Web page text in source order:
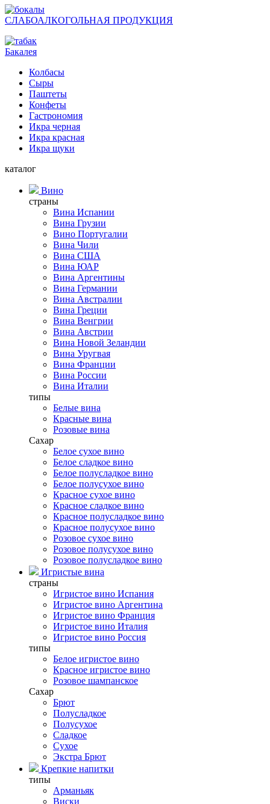
СЛАБОАЛКОГОЛЬНАЯ ПРОДУКЦИЯ
Бакалея
Колбасы
Сыры
Паштеты
Конфеты
Гастрономия
Икра черная
Икра красная
Икра щуки
каталог
Вино
страны
Вина Испании
Вина Грузии
Вино Португалии
Вина Чили
Вина США
Вина ЮАР
Вина Аргентины
Вина Германии
Вина Австралии
Вина Греции
Вина Венгрии
Вина Австрии
Вина Новой Зеландии
Вина Уругвая
Вина Франции
Вина России
Вина Италии
типы
Белые вина
Красные вина
Розовые вина
Сахар
Белое сухое вино
Белое сладкое вино
Белое полусладкое вино
Белое полусухое вино
Красное сухое вино
Красное сладкое вино
Красное полусладкое вино
Красное полусухое вино
Розовое сухое вино
Розовое полусухое вино
Розовое полусладкое вино
Игристые вина
страны
Игристое вино Испания
Игристое вино Аргентина
Игристое вино Франция
Игристое вино Италия
Игристое вино Россия
типы
Белое игристое вино
Красное игристое вино
Розовое шампанское
Сахар
Брют
Полусладкое
Полусухое
Сладкое
Сухое
Экстра Брют
Крепкие напитки
типы
Арманьяк
Виски